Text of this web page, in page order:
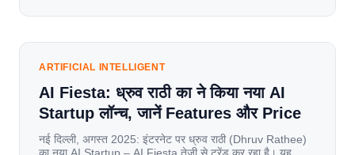
mobile data, affordable smartphones, and high-speed
has become a mobile-first market where consumers
ARTIFICIAL INTELLIGENT
AI Fiesta: ध्रुव राठी का ने किया नया AI
Startup लॉन्च, जानें Features और Price
नई दिल्ली, अगस्त 2025: इंटरनेट पर ध्रुव राठी (Dhruv Rathee)